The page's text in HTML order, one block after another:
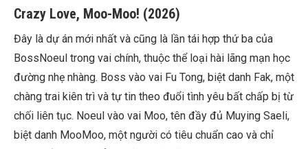
Crazy Love, Moo-Moo! (2026)
Đây là dự án mới nhất và cũng là lần tái hợp thứ ba của
BossNoeul trong vai chính, thuộc thể loại hài lãng mạn học
đường nhẹ nhàng. Boss vào vai Fu Tong, biệt danh Fak, một
chàng trai kiên trì và tự tin theo đuổi tình yêu bất chấp bị từ
chối liên tục. Noeul vào vai Moo, tên đầy đủ Muying Saeli,
biệt danh MooMoo, một người có tiêu chuẩn cao và chỉ